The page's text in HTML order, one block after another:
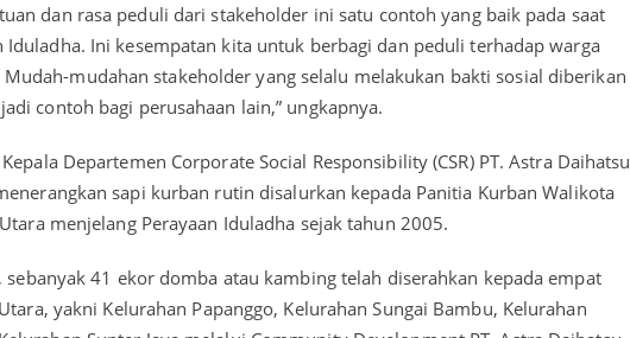
dan rasa peduli dari stakeholder ini satu contoh yang baik pada saat
Iduladha. Ini kesempatan kita untuk berbagi dan peduli terhadap warga
mudahan stakeholder yang selalu melakukan bakti sosial diberikan
contoh bagi perusahaan lain,” ungkapnya.
Departemen Corporate Social Responsibility (CSR) PT. Astra Daihatsu
sapi kurban rutin disalurkan kepada Panitia Kurban Walikota
menjelang Perayaan Iduladha sejak tahun 2005.
sebanyak 41 ekor domba atau kambing telah diserahkan kepada empat
yakni Kelurahan Papanggo, Kelurahan Sungai Bambu, Kelurahan